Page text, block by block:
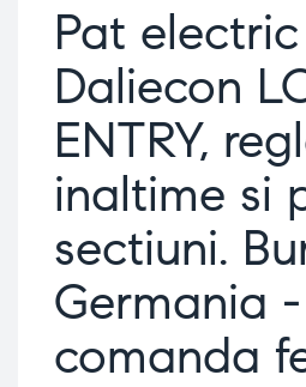
Pat electric
Daliecon
ENTRY,
inaltime si
sectiuni.
Germania
comanda